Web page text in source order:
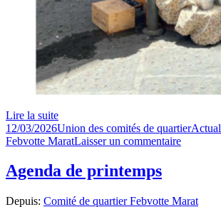
Lire la suite
Publié
le
12/03/2026Auteur
Union des comités de quartier
Febvotte MaratLaisser un commentairesur
Agenda de printemps
Depuis: Comité de quartier Febvotte Marat